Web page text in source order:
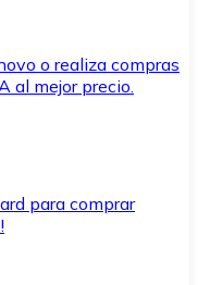
o realiza compras
al mejor precio.
para comprar